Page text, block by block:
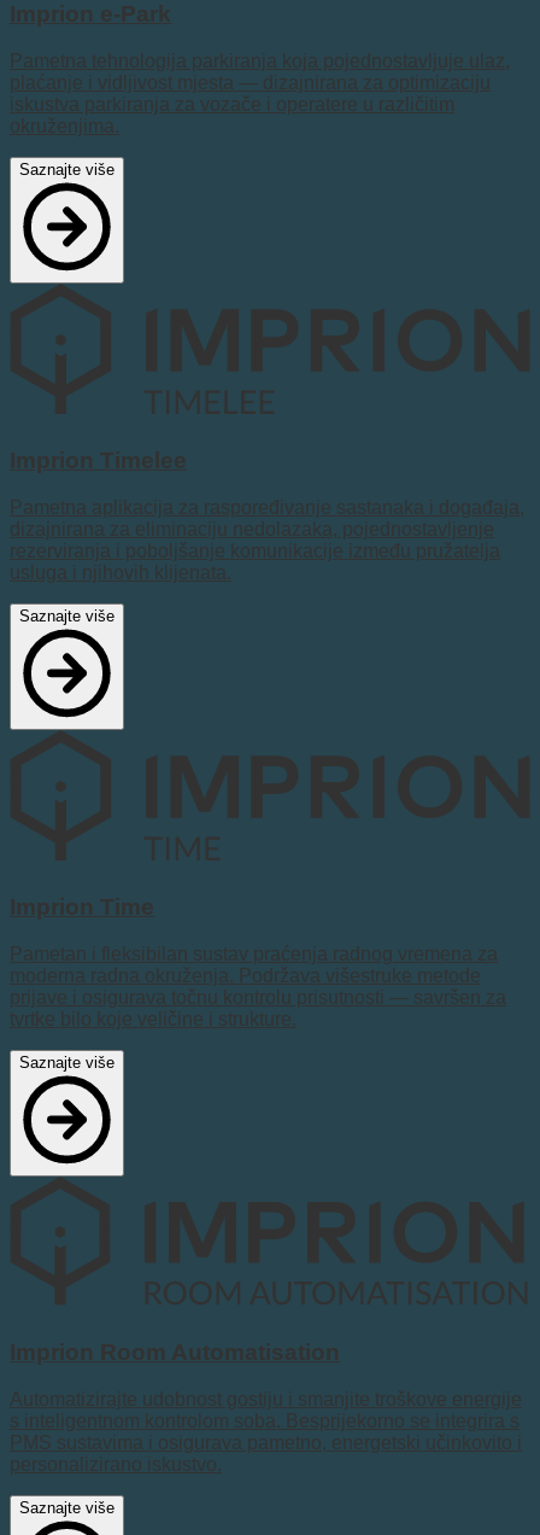
Imprion e-Park
Pametna tehnologija parkiranja koja pojednostavljuje ulaz,
plaćanje i vidljivost mjesta — dizajnirana za optimizaciju
iskustva parkiranja za vozače i operatere u različitim
okruženjima.
Saznajte više
Imprion Timelee
Pametna aplikacija za raspoređivanje sastanaka i događaja,
dizajnirana za eliminaciju nedolazaka, pojednostavljenje
rezerviranja i poboljšanje komunikacije između pružatelja
usluga i njihovih klijenata.
Saznajte više
Imprion Time
Pametan i fleksibilan sustav praćenja radnog vremena za
moderna radna okruženja. Podržava višestruke metode
prijave i osigurava točnu kontrolu prisutnosti — savršen za
tvrtke bilo koje veličine i strukture.
Saznajte više
Imprion Room Automatisation
Automatizirajte udobnost gostiju i smanjite troškove energije
s inteligentnom kontrolom soba. Besprijekorno se integrira s
PMS sustavima i osigurava pametno, energetski učinkovito i
personalizirano iskustvo.
Saznajte više